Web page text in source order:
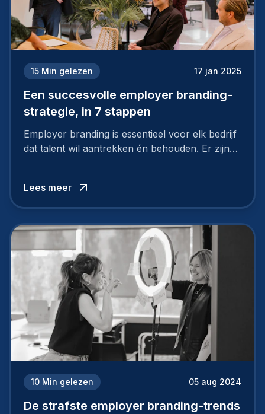
15 Min gelezen 17 jan 2025
Een succesvolle employer branding-
strategie, in 7 stappen
Employer branding is essentieel voor elk bedrijf
dat talent wil aantrekken én behouden. Er zijn
niet van vandaag op morgen. Hoe pak je dat
aan, starten met employer branding?
Lees meer
10 Min gelezen 05 aug 2024
De strafste employer branding-trends